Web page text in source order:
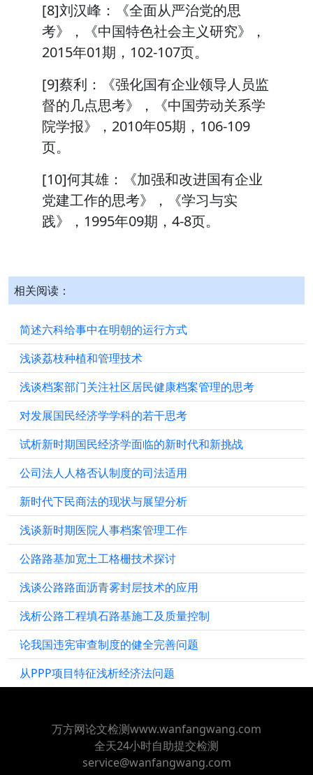
[8]刘汉峰：《全面从严治党的思
考》，《中国特色社会主义研究》，
2015年01期，102-107页。
[9]蔡利：《强化国有企业领导人员监
督的几点思考》，《中国劳动关系学
院学报》，2010年05期，106-109
页。
[10]何其雄：《加强和改进国有企业
党建工作的思考》，《学习与实
践》，1995年09期，4-8页。
相关阅读：
简述六科给事中在明朝的运行方式
浅谈荔枝种植和管理技术
浅谈档案部门关注社区居民健康档案管理的思考
对发展国民经济学学科的若干思考
试析新时期国民经济学面临的新时代和新挑战
公司法人人格否认制度的司法适用
新时代下民商法的现状与展望分析
浅谈新时期医院人事档案管理工作
公路路基加宽土工格栅技术探讨
浅谈公路路面沥青雾封层技术的应用
浅析公路工程填石路基施工及质量控制
论我国违宪审查制度的健全完善问题
从PPP项目特征浅析经济法问题
万方网论文检测www.wanfangwang.com
全天24小时自助提交检测
service@wanfangwang.com